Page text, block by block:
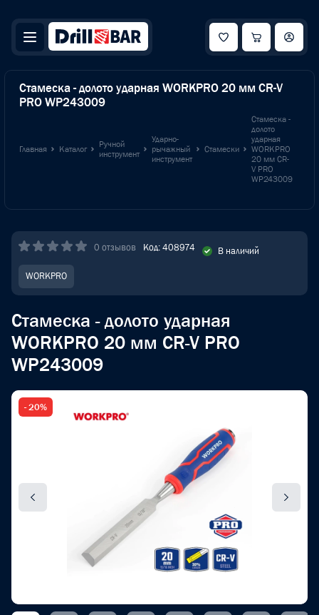
Стамеска - долото ударная WORKPRO 20 мм CR-V
PRO WP243009
Главная Каталог
Ручной
инструмент
Ударно-
рычажный
инструмент
Стамески
Стамеска -
долото
ударная
WORKPRO
20 мм CR-
V PRO
WP243009
0 отзывов Код: 408974 В наличий
WORKPRO
Стамеска - долото ударная
WORKPRO 20 мм CR-V PRO
WP243009
- 20%